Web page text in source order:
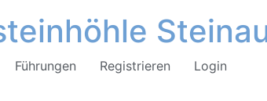
Führungen Registrieren Login